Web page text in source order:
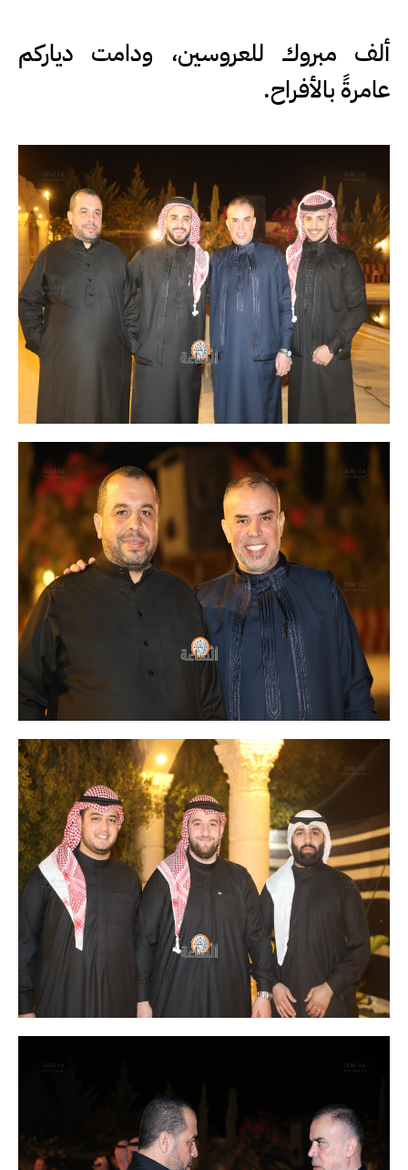
ألف مبروك للعروسين، ودامت دياركم
عامرةً بالأفراح.